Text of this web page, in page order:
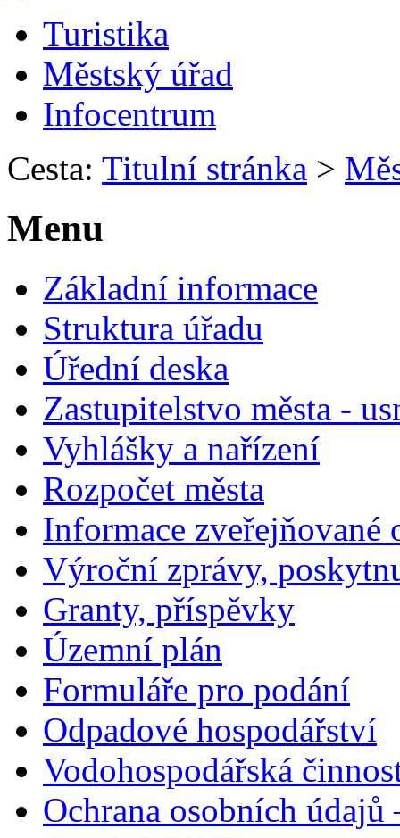
Turistika
Městský úřad
Infocentrum
Cesta: Titulní stránka >
Menu
Základní informace
Struktura úřadu
Úřední deska
Zastupitelstvo města -
Vyhlášky a nařízení
Rozpočet města
Informace zveřejňované
Výroční zprávy,
Granty, příspěvky
Územní plán
Formuláře pro podání
Odpadové hospodářství
Vodohospodářská
Ochrana osobních údajů